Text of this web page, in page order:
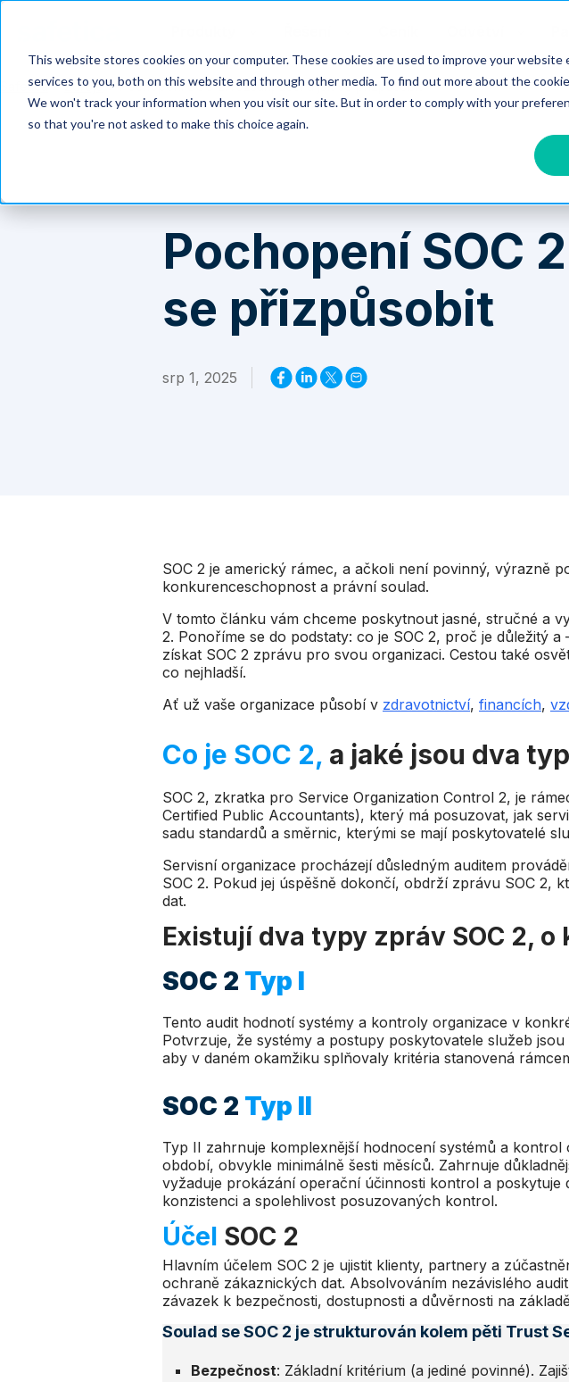
This website stores cookies on your computer. These cookies are used to improve your website
services to you, both on this website and through other media. To find out more about the
We won't track your information when you visit our site. But in order to comply with your
so that you're not asked to make this choice again.
Safetica >Zdroje >Pochopení SOC 2: rozsah, účel a jak se přizpůsobit
Pochopení SOC
se přizpůsobit
srp 1, 2025
SOC 2 je americký rámec, a ačkoli není povinný, výrazně
konkurenceschopnost a právní soulad.
V tomto článku vám chceme poskytnout jasné, stručné a
2. Ponoříme se do podstaty: co je SOC 2, proč je důležitý
získat SOC 2 zprávu pro svou organizaci. Cestou také
co nejhladší.
Ať už vaše organizace působí v zdravotnictví, financích,
Co je SOC 2, a jaké jsou dva
SOC 2, zkratka pro Service Organization Control 2, je
Certified Public Accountants), který má posuzovat, jak
sadu standardů a směrnic, kterými se mají poskytovatelé
Servisní organizace procházejí důsledným auditem
SOC 2. Pokud jej úspěšně dokončí, obdrží zprávu SOC 2,
dat.
Existují dva typy zpráv SOC 2,
SOC 2 Typ I
Tento audit hodnotí systémy a kontroly organizace v
Potvrzuje, že systémy a postupy poskytovatele služeb
aby v daném okamžiku splňovaly kritéria stanovená
SOC 2 Typ II
Typ II zahrnuje komplexnější hodnocení systémů a kontrol
období, obvykle minimálně šesti měsíců. Zahrnuje
vyžaduje prokázání operační účinnosti kontrol a poskytuje
konzistenci a spolehlivost posuzovaných kontrol.
Účel SOC 2
Hlavním účelem SOC 2 je ujistit klienty, partnery a
ochraně zákaznických dat. Absolvováním nezávislého
závazek k bezpečnosti, dostupnosti a důvěrnosti na
Soulad se SOC 2 je strukturován kolem pěti Trust
Bezpečnost: Základní kritérium (a jediné povinné).